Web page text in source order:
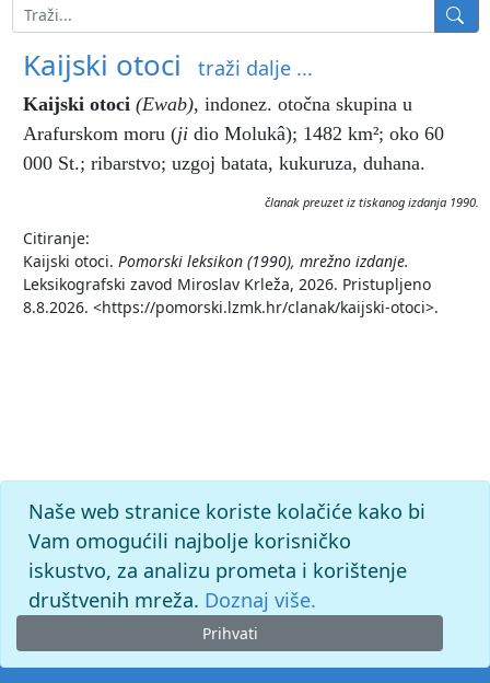
Kaijski otoci traži dalje ...
Kaijski otoci (Ewab), indonez. otočna skupina u
Arafurskom moru (ji dio Molukâ); 1482 km²; oko 60
000 St.; ribarstvo; uzgoj batata, kukuruza, duhana.
članak preuzet iz tiskanog izdanja 1990.
Citiranje:
Kaijski otoci. Pomorski leksikon (1990), mrežno izdanje.
Leksikografski zavod Miroslav Krleža, 2026. Pristupljeno
8.8.2026. <https://pomorski.lzmk.hr/clanak/kaijski-otoci>.
Naše web stranice koriste kolačiće kako bi
Vam omogućili najbolje korisničko
iskustvo, za analizu prometa i korištenje
društvenih mreža. Doznaj više.
Prihvati
© 2026. -Leksikografski zavodMiroslav Krleža